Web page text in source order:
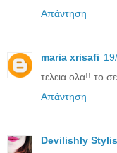
Απάντηση
maria xrisafi
τελεια ολα!! το
Απάντηση
Devilishly